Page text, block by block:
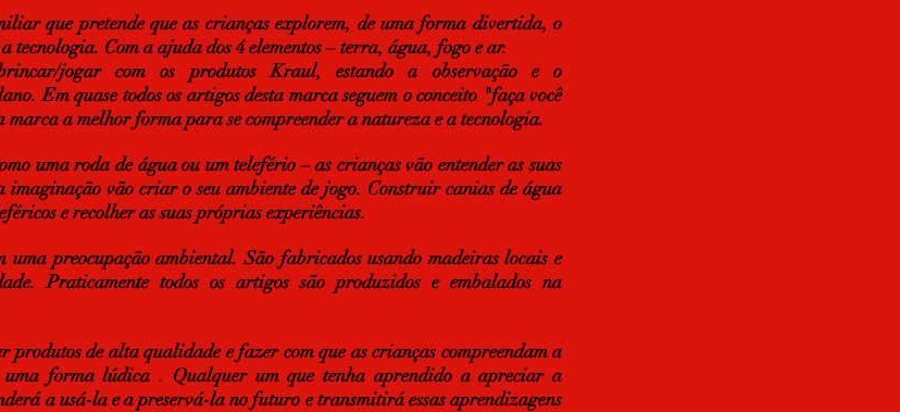
que pretende que as crianças explorem, de uma forma divertida, o
tecnologia. Com a ajuda dos 4 elementos – terra, água, fogo e ar.
jogar com os produtos Kraul, estando a observação e o
Em quase todos os artigos desta marca seguem o conceito "faça você
marca a melhor forma para se compreender a natureza e a tecnologia.
uma roda de água ou um telefério – as crianças vão entender as suas
imaginação vão criar o seu ambiente de jogo. Construir canias de água
e recolher as suas próprias experiências.
uma preocupação ambiental. São fabricados usando madeiras locais e
Praticamente todos os artigos são produzidos e embalados na
produtos de alta qualidade e fazer com que as crianças compreendam a
uma forma lúdica . Qualquer um que tenha aprendido a apreciar a
a usá-la e a preservá-la no futuro e transmitirá essas aprendizagens